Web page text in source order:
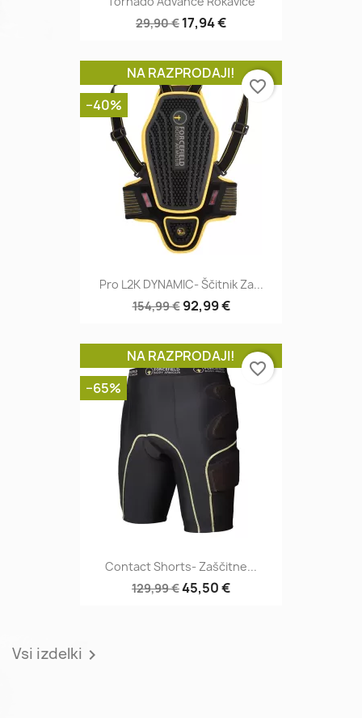
29,90 € 17,94 €
Pro L2K DYNAMIC- Ščitnik Za...
154,99 € 92,99 €
NA RAZPRODAJI!
−40%
favorite_border
Contact Shorts- Zaščitne...
129,99 €45,50 €
NA RAZPRODAJI!
−65%
favorite_border
Vsi izdelki 